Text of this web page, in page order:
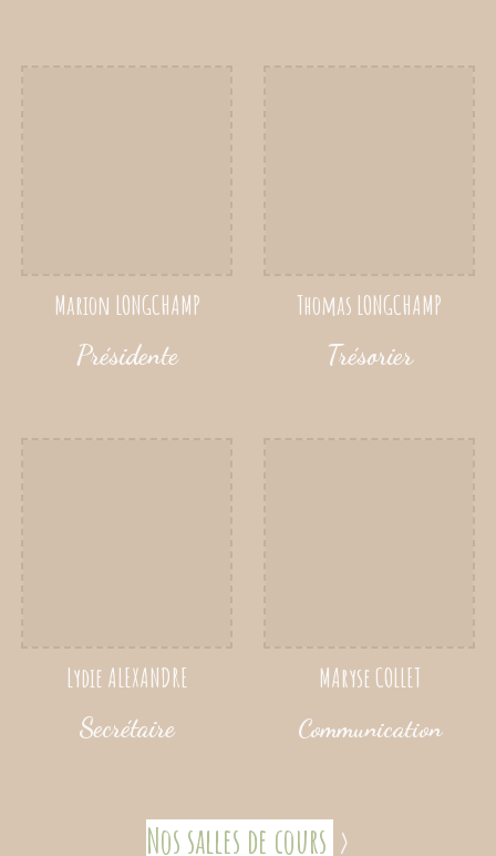
Marion LONGCHAMP
Présidente
Thomas LONGCHAMP
Trésorier
Lydie ALEXANDRE
Secrétaire
MAryse COLLET
Communication
Nos salles de cours >